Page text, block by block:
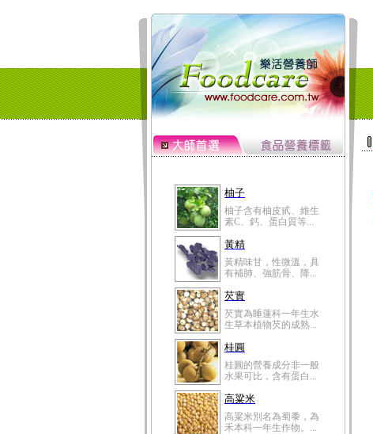
柚子
柚子含有柚皮甙、維生
素C、鈣、蛋白質等...
黃精
黃精味甘，性微溫，具
有補肺、強筋骨、降...
芡實
芡實為睡蓮科一年生水
生草本植物芡的成熟...
桂圓
桂圓的營養成分非一般
水果可比，含有蛋白...
高粱米
高粱米別名為蜀黍，為
禾本科一年生作物。...